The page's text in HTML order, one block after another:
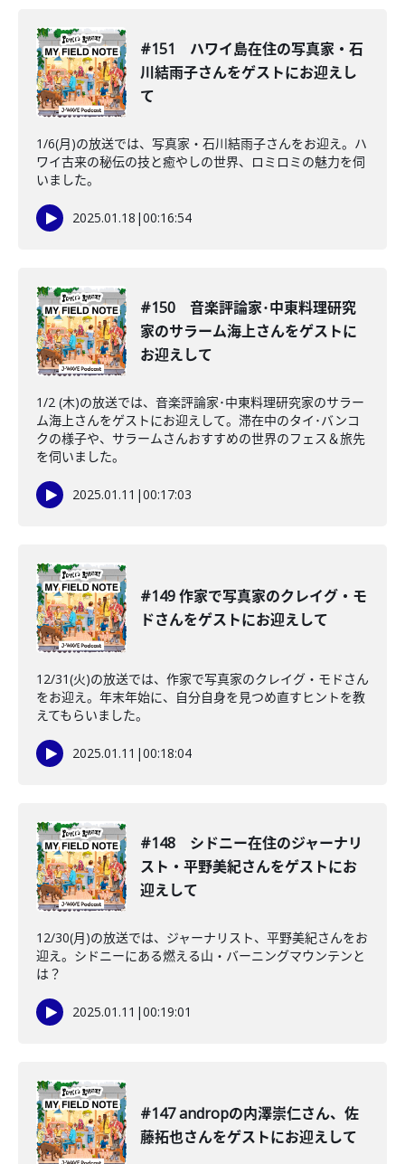
#151 ハワイ島在住の写真家・石
川結雨子さんをゲストにお迎えし
て
1/6(月)の放送では、写真家・石川結雨子さんをお迎え。ハ
ワイ古来の秘伝の技と癒やしの世界、ロミロミの魅力を伺
いました。
2025.01.18 |00:16:54
#150 音楽評論家･中東料理研究
家のサラーム海上さんをゲストに
お迎えして
1/2 (木)の放送では、音楽評論家･中東料理研究家のサラー
ム海上さんをゲストにお迎えして。滞在中のタイ･バンコ
クの様子や、サラームさんおすすめの世界のフェス＆旅先
を伺いました。
2025.01.11 |00:17:03
#149 作家で写真家のクレイグ・モ
ドさんをゲストにお迎えして
12/31(火)の放送では、作家で写真家のクレイグ・モドさん
をお迎え。年末年始に、自分自身を見つめ直すヒントを教
えてもらいました。
2025.01.11 |00:18:04
#148 シドニー在住のジャーナリ
スト・平野美紀さんをゲストにお
迎えして
12/30(月)の放送では、ジャーナリスト、平野美紀さんをお
迎え。シドニーにある燃える山・バーニングマウンテンと
は？
2025.01.11 |00:19:01
#147 andropの内澤崇仁さん、佐
藤拓也さんをゲストにお迎えして